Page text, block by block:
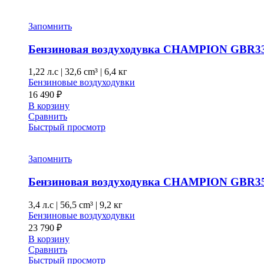
Запомнить
Бензиновая воздуходувка CHAMPION
1,22 л.с | 32,6 cm³ | 6,4 кг
Бензиновые воздуходувки
16 490 ₽
В корзину
Сравнить
Быстрый просмотр
Запомнить
Бензиновая воздуходувка CHAMPION
3,4 л.с | 56,5 cm³ | 9,2 кг
Бензиновые воздуходувки
23 790 ₽
В корзину
Сравнить
Быстрый просмотр